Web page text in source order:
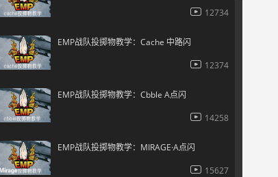
12734
EMP战队投掷物教学：Cache 中路闪
12374
EMP战队投掷物教学：Cbble A点闪
14258
EMP战队投掷物教学：MIRAGE·A点闪
15627